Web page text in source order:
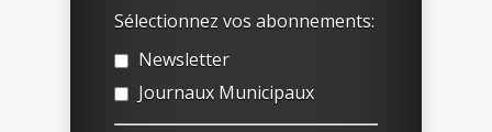
Sélectionnez vos abonnements:
Newsletter
Journaux Municipaux